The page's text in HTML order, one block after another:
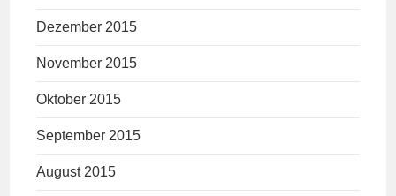
Dezember 2015
November 2015
Oktober 2015
September 2015
August 2015